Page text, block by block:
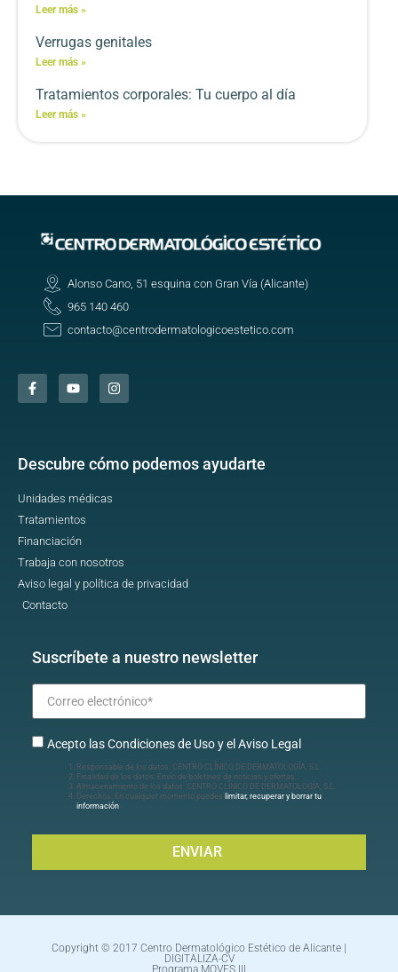
Leer más »
Verrugas genitales
Leer más »
Tratamientos corporales: Tu cuerpo al día
Leer más »
Alonso Cano, 51 esquina con Gran Vía (Alicante)
965 140 460
contacto@centrodermatologicoestetico.com
Descubre cómo podemos ayudarte
Unidades médicas
Tratamientos
Financiación
Trabaja con nosotros
Aviso legal y política de privacidad
Contacto
Suscríbete a nuestro newsletter
Acepto las Condiciones de Uso y el Aviso Legal
Responsable de los datos: CENTRO CLÍNICO DE DERMATOLOGÍA, S.L.
Finalidad de los datos: Envío de boletines de noticias y ofertas.
Almacenamiento de los datos: CENTRO CLÍNICO DE DERMATOLOGÍA, S.L.
Derechos: En cualquier momento puedes limitar, recuperar y borrar tu
información
ENVIAR
Copyright © 2017 Centro Dermatológico Estético de Alicante |
DIGITALIZA-CV
Programa MOVES III